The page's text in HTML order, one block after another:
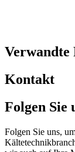
Verwandte
Kontakt
Folgen Sie
Folgen Sie uns,